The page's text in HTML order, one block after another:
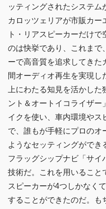
ッティングされたシステム
カロッツェリアが市販カー
ト・リアスピーカーだけ
のは快挙であり、これまで
ーで高音質を追求してきた
間オーディオ再生を実現し
上にわたる知見を活かし
ント＆オートイコライザー
イクを使い、車内環境やス
で、誰もが手軽にプロのオ
ようなセッティングがで
フラッグシップナビ「サイ
技術だ。これを用いること
スピーカーが4つしかなく
することができたのだ。も